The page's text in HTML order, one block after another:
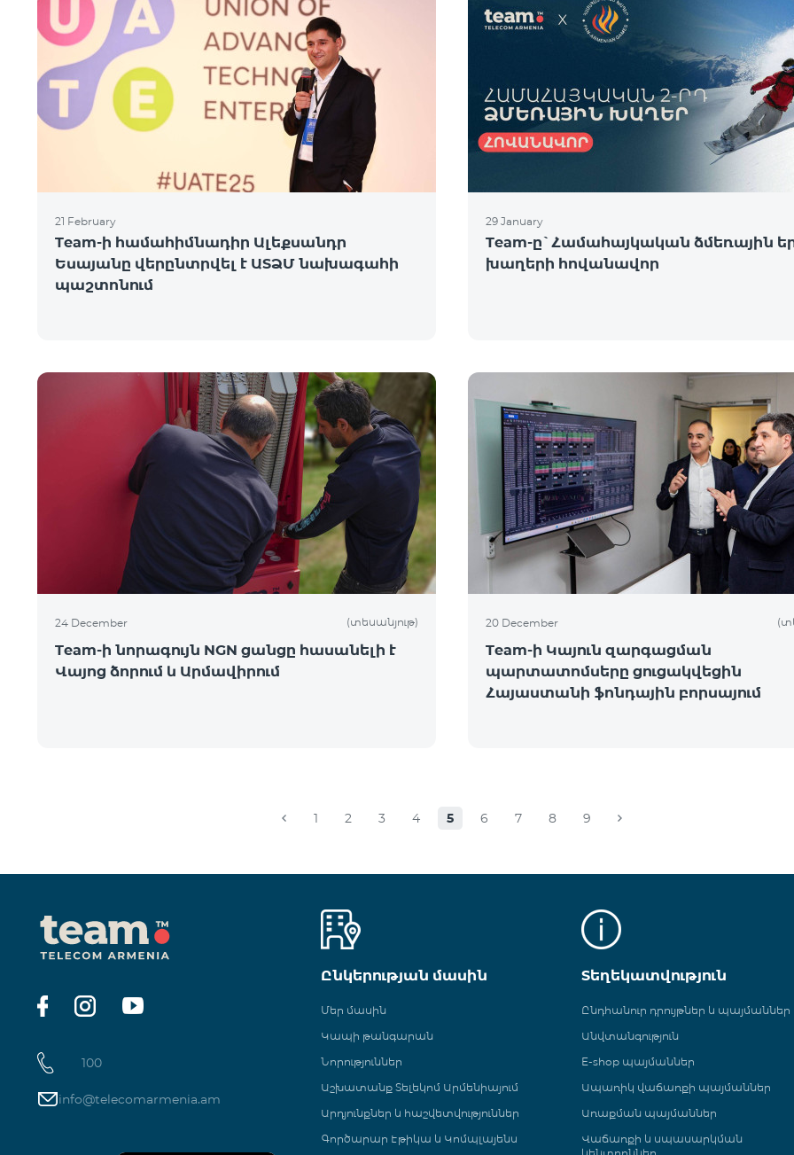
21 February
Team-ի համահիմնադիր Ալեքսանդր
Եսայանը վերընտրվել է ԱՏՁՄ նախագահի
պաշտոնում
29 January
Team-ը`Համահայկական ձմեռային
խաղերի հովանավոր
24 December (տեսանյութ)
Team-ի նորագույն NGN ցանցը հասանելի է
Վայոց ձորում և Արմավիրում
20 December
Team-ի Կայուն զարգացման
պարտատոմսերը ցուցակվեցին
Հայաստանի ֆոնդային բորսայում
1 2 3 4 5 6 7 8 9
100
info@telecomarmenia.am
Ընկերության մասին
Մեր մասին
Կապի թանգարան
Նորություններ
Աշխատանք Տելեկոմ Արմենիայում
Արդյունքներ և հաշվետվություններ
Գործարար Էթիկա և Կոմպլայենս
Տեղեկատվություն
Ընդհանուր դրույթներ և պայմաններ
Անվտանգություն
E-shop պայմաններ
Ապառիկ վաճառքի պայմաններ
Առաքման պայմաններ
Վաճառքի և սպասարկման